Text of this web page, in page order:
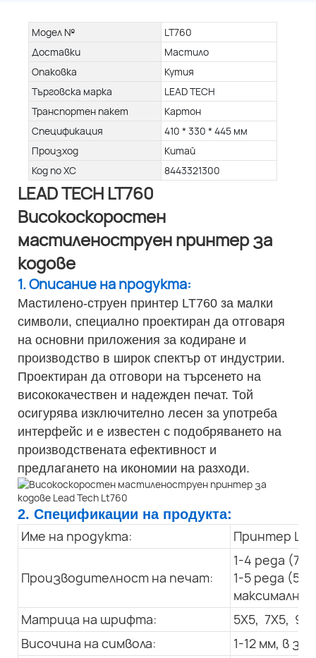
Модел №
LT760
Доставки
Мастило
Опаковка
Кутия
Търговска марка
LEAD TECH
Транспортен пакет
Картон
Спецификация
410 * 330 * 445 мм
Произход
Китай
Код по ХС
8443321300
LEAD TECH LT760
Високоскоростен
мастиленоструен принтер за
кодове
1. Описание на продукта:
Мастилено-струен принтер LT760 за малки
символи, специално проектиран да отговаря
на основни приложения за кодиране и
производство в широк спектър от индустрии.
Проектиран да отговори на търсенето на
висококачествен и надежден печат. Той
осигурява изключително лесен за употреба
интерфейс и е известен с подобряването на
производствената ефективност и
предлагането на икономии на разходи.
2. Спецификации на продукта:
Име на продукта: Принтер LT
Производителност на печат:
1-4 реда
1-5 реда
максимална
Матрица на шрифта:
5X5, 7X5,
Височина на символа:
1-12 мм, в